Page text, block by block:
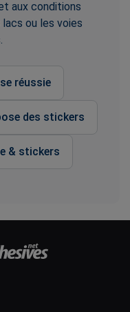
aux conditions
ou les voies
réussie
des stickers
& stickers